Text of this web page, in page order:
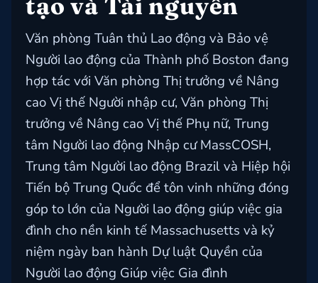
Văn phòng Tuân thủ Lao động và Bảo vệ
Người lao động của Thành phố Boston đang
hợp tác với Văn phòng Thị trưởng về Nâng
cao Vị thế Người nhập cư, Văn phòng Thị
trưởng về Nâng cao Vị thế Phụ nữ, Trung
tâm Người lao động Nhập cư MassCOSH,
Trung tâm Người lao động Brazil và Hiệp hội
Tiến bộ Trung Quốc để tôn vinh những đóng
góp to lớn của Người lao động giúp việc gia
đình cho nền kinh tế Massachusetts và kỷ
niệm ngày ban hành Dự luật Quyền của
Người lao động Giúp việc Gia đình